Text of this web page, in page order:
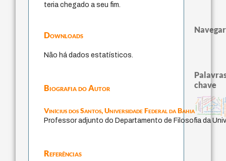
teria chegado a seu fim.
Downloads
Não há dados estatísticos.
Biografia do Autor
Vinícius dos Santos,Universidade Federal da Bahia
Professor adjunto do Departamento de Filosofia da
Referências
Navegar
chave
fundamentalismo
jacobi
protágoras
experiência temporal
metafísica do tempo género
idade
intolerânciahistory of philosophy
classical german philosophy
homem-medida filosofias indígenas
j.c.m. neto
palavra
perdón leyes
guayaquil
logos
direito romano
pedagogia lei arquivos mentais
desejo
bataille
mind
animais